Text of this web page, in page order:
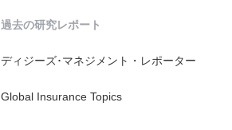
過去の研究レポート
ディジーズ･マネジメント・レポーター
Global Insurance Topics